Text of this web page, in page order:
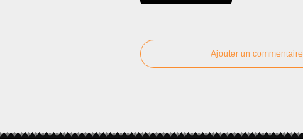
Ajouter un commentaire